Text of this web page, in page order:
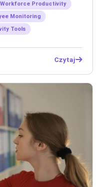
Workforce Productivity
Monitoring
Tools
Czytaj